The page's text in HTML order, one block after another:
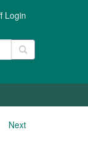
Login
Next